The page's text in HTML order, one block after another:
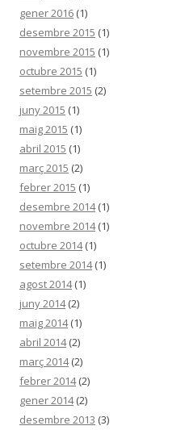
gener 2016 (1)
desembre 2015 (1)
novembre 2015 (1)
octubre 2015 (1)
setembre 2015 (2)
juny 2015 (1)
maig 2015 (1)
abril 2015 (1)
març 2015 (2)
febrer 2015 (1)
desembre 2014(1)
novembre 2014(1)
octubre 2014(1)
setembre 2014(1)
agost 2014(1)
juny 2014(2)
maig 2014(1)
abril 2014(2)
març 2014(2)
febrer 2014(2)
gener 2014(2)
desembre 2013 (3)